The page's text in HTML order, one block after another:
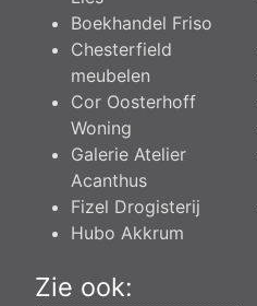
Boekhandel Friso
Chesterfield
meubelen
Cor Oosterhoff
Woning
Galerie Atelier
Acanthus
Fizel Drogisterij
Hubo Akkrum
Zie ook: